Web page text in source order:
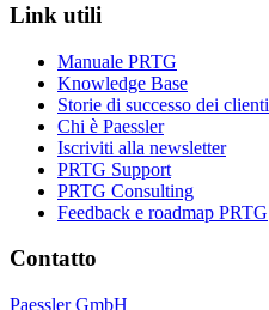
Link utili
Manuale PRTG
Knowledge Base
Storie di successo dei clienti
Chi è Paessler
Iscriviti alla newsletter
PRTG Support
PRTG Consulting
Feedback e roadmap PRTG
Contatto
Paessler GmbH